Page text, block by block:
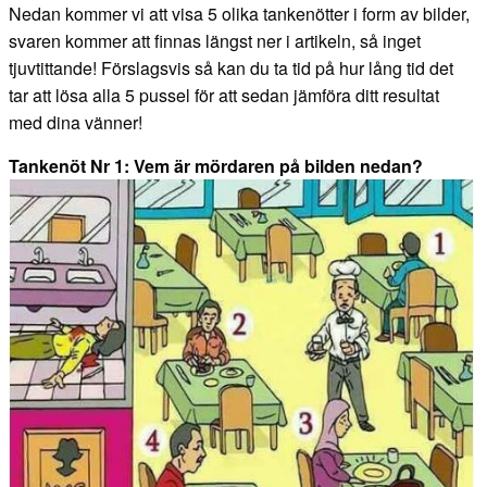
Nedan kommer vi att visa 5 olika tankenötter i form av bilder,
svaren kommer att finnas längst ner i artikeln, så inget
tjuvtittande! Förslagsvis så kan du ta tid på hur lång tid det
tar att lösa alla 5 pussel för att sedan jämföra ditt resultat
med dina vänner!
Tankenöt Nr 1: Vem är mördaren på bilden nedan?